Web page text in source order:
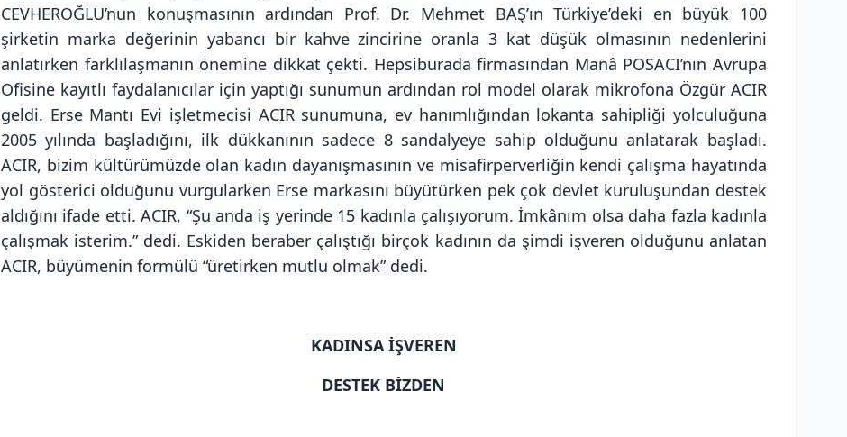
CEVHEROĞLU’nun konuşmasının ardından Prof. Dr. Mehmet BAŞ’ın Türkiye’deki en büyük 100
şirketin marka değerinin yabancı bir kahve zincirine oranla 3 kat düşük olmasının nedenlerini
anlatırken farklılaşmanın önemine dikkat çekti. Hepsiburada firmasından Manâ POSACI’nın Avrupa
Ofisine kayıtlı faydalanıcılar için yaptığı sunumun ardından rol model olarak mikrofona Özgür ACIR
geldi. Erse Mantı Evi işletmecisi ACIR sunumuna, ev hanımlığından lokanta sahipliği yolculuğuna
2005 yılında başladığını, ilk dükkanının sadece 8 sandalyeye sahip olduğunu anlatarak başladı.
ACIR, bizim kültürümüzde olan kadın dayanışmasının ve misafirperverliğin kendi çalışma hayatında
yol gösterici olduğunu vurgularken Erse markasını büyütürken pek çok devlet kuruluşundan destek
aldığını ifade etti. ACIR, “Şu anda iş yerinde 15 kadınla çalışıyorum. İmkânım olsa daha fazla kadınla
çalışmak isterim.” dedi. Eskiden beraber çalıştığı birçok kadının da şimdi işveren olduğunu anlatan
ACIR, büyümenin formülü “üretirken mutlu olmak” dedi.
KADINSA İŞVEREN
DESTEK BİZDEN